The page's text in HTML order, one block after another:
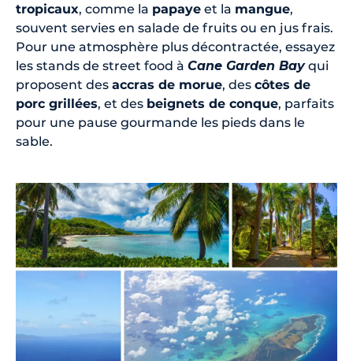
tropicaux, comme la papaye et la mangue,
souvent servies en salade de fruits ou en jus frais.
Pour une atmosphère plus décontractée, essayez
les stands de street food à Cane Garden Bayqui
proposent des accras de morue, des côtes de
porc grillées, et des beignets de conque, parfaits
pour une pause gourmande les pieds dans le
sable.